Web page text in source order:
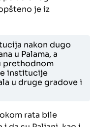
je iz
nakon dugo
u Palama, a
prethodnom
institucije
u druge gradove i
rata bile